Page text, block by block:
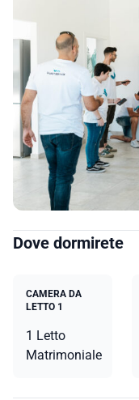
Dove dormirete
CAMERA DA
LETTO 1
1 Letto
Matrimoniale